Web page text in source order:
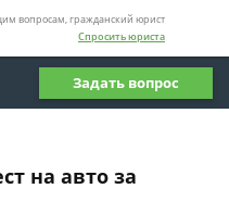
вопросам, гражданский юрист
Спросить юриста
Задать вопрос
на авто за